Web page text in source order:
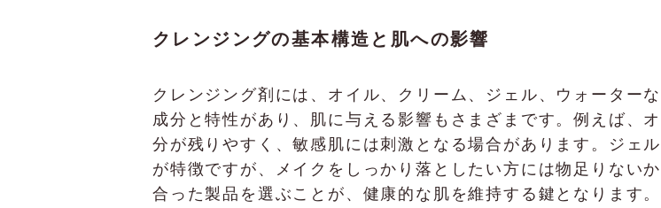
クレンジングの基本構造と肌への影響
クレンジング剤には、オイル、クリーム、ジェル、ウォーター
成分と特性があり、肌に与える影響もさまざまです。例えば、
分が残りやすく、敏感肌には刺激となる場合があります。ジェ
が特徴ですが、メイクをしっかり落としたい方には物足りない
合った製品を選ぶことが、健康的な肌を維持する鍵となります